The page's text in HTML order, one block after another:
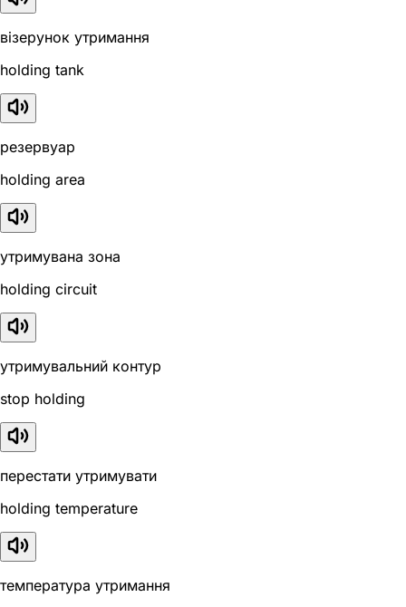
візерунок утримання
holding tank
резервуар
holding area
утримувана зона
holding circuit
утримувальний контур
stop holding
перестати утримувати
holding temperature
температура утримання